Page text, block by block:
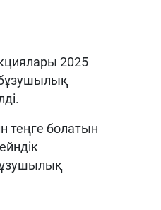
2025
теңге болатын